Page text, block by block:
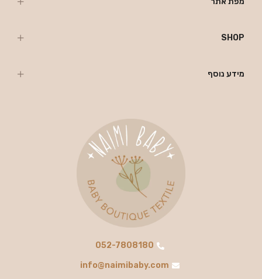
052-7808180
info@naimibaby.com
SHOP
מידע נוסף